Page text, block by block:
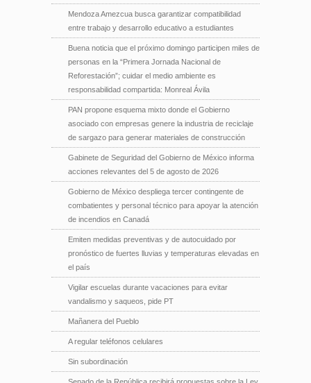
Mendoza Amezcua busca garantizar compatibilidad
entre trabajo y desarrollo educativo a estudiantes
Buena noticia que el próximo domingo participen miles de
personas en la “Primera Jornada Nacional de
Reforestación”; cuidar el medio ambiente es
responsabilidad compartida: Monreal Ávila
PAN propone esquema mixto donde el Gobierno
asociado con empresas genere la industria de reciclaje
de sargazo para generar materiales de construcción
Gabinete de Seguridad del Gobierno de México informa
acciones relevantes del 5 de agosto de 2026
Gobierno de México despliega tercer contingente de
combatientes y personal técnico para apoyar la atención
de incendios en Canadá
Emiten medidas preventivas y de autocuidado por
pronóstico de fuertes lluvias y temperaturas elevadas en
el país
Vigilar escuelas durante vacaciones para evitar
vandalismo y saqueos, pide PT
Mañanera del Pueblo
A regular teléfonos celulares
Sin subordinación